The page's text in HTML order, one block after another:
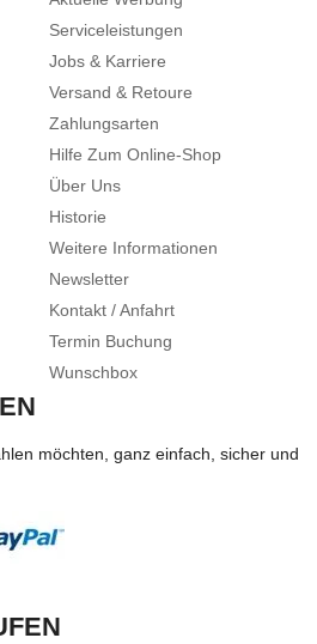
Serviceleistungen
Jobs & Karriere
Versand & Retoure
Zahlungsarten
Hilfe Zum Online-Shop
Über Uns
Historie
Weitere Informationen
Newsletter
Kontakt / Anfahrt
Termin Buchung
Wunschbox
möchten, ganz einfach, sicher und